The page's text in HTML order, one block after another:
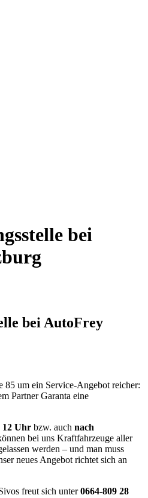
bei
bei AutoFrey
85 um ein Service-Angebot reicher:
Partner Garanta eine
12 Uhr bzw. auch nach
bei uns Kraftfahrzeuge aller
werden – und man muss
neues Angebot richtet sich an
freut sich unter0664-809 28